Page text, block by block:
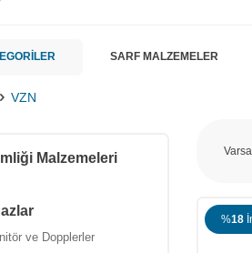
SARF MALZEMELER
VZN
Malzemeleri
ve Dopplerler
%18